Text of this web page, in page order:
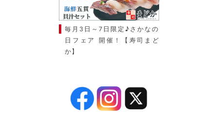
毎月3日～7日限定♪さかなの
日フェア 開催！【寿司まど
か】